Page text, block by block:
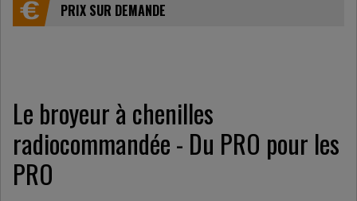
PRIX ​​SUR DEMANDE
Le broyeur à chenilles
radiocommandée - Du PRO pour les
PRO